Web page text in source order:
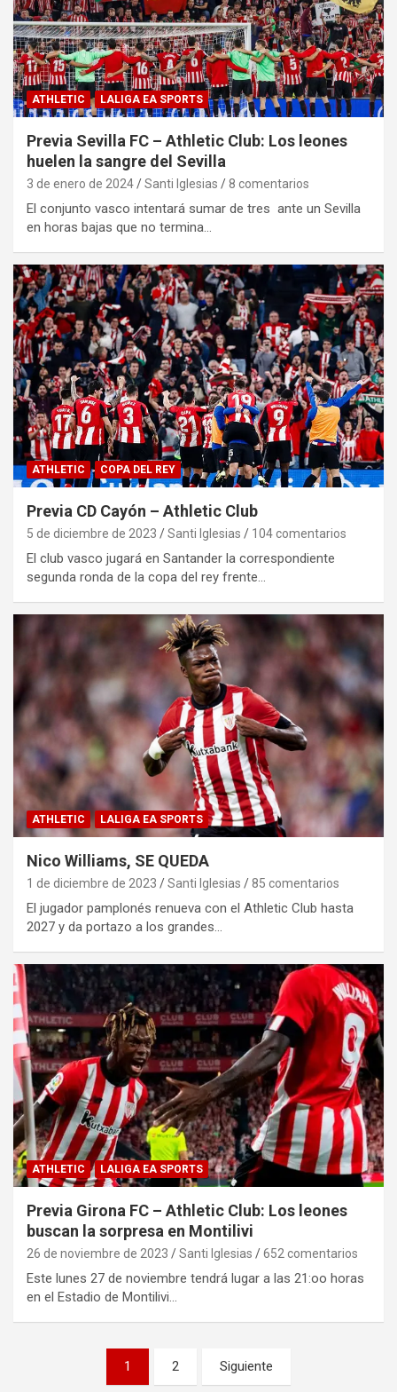
ATHLETIC LALIGA EA SPORTS
Previa Sevilla FC – Athletic Club: Los leones
huelen la sangre del Sevilla
3 de enero de 2024 Santi Iglesias 8 comentarios
El conjunto vasco intentará sumar de tres ante un Sevilla
en horas bajas que no termina…
ATHLETIC COPA DEL REY
Previa CD Cayón – Athletic Club
5 de diciembre de 2023 Santi Iglesias 104 comentarios
El club vasco jugará en Santander la correspondiente
segunda ronda de la copa del rey frente…
ATHLETIC LALIGA EA SPORTS
Nico Williams, SE QUEDA
1 de diciembre de 2023 Santi Iglesias 85 comentarios
El jugador pamplonés renueva con el Athletic Club hasta
2027 y da portazo a los grandes…
ATHLETIC LALIGA EA SPORTS
Previa Girona FC – Athletic Club: Los leones
buscan la sorpresa en Montilivi
26 de noviembre de 2023 Santi Iglesias 652 comentarios
Este lunes 27 de noviembre tendrá lugar a las 21:oo horas
en el Estadio de Montilivi…
1 2 Siguiente